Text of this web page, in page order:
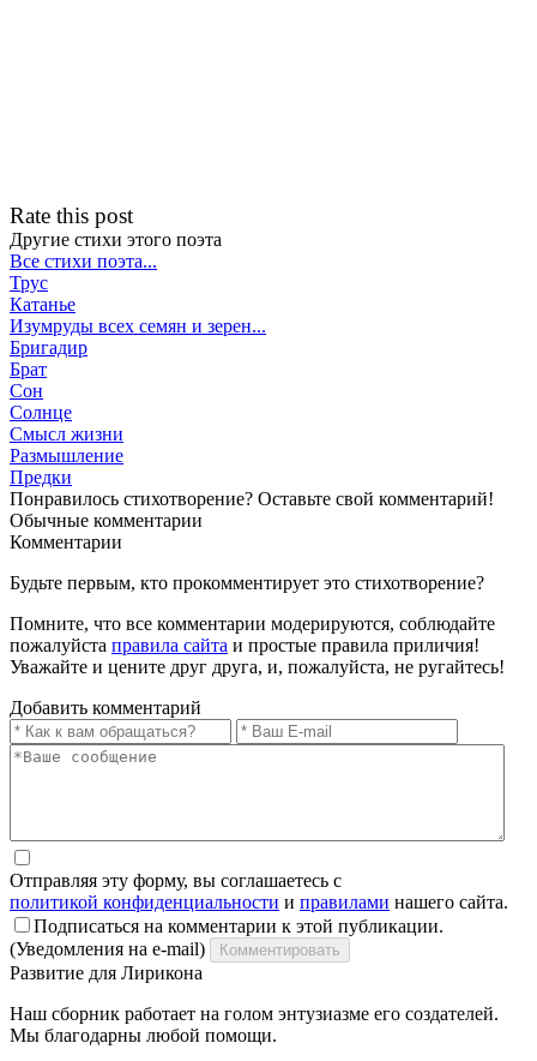
Rate this post
Другие стихи этого поэта
Все стихи поэта...
Трус
Катанье
Изумруды всех семян и зерен...
Бригадир
Брат
Сон
Солнце
Смысл жизни
Размышление
Предки
Понравилось стихотворение? Оставьте свой комментарий!
Обычные комментарии
Комментарии
Будьте первым, кто прокомментирует это стихотворение?
Помните, что все комментарии модерируются, соблюдайте
пожалуйста правила сайта и простые правила приличия!
Уважайте и цените друг друга, и, пожалуйста, не ругайтесь!
Добавить комментарий
Отправляя эту форму, вы соглашаетесь с
политикой конфиденциальности и правилами нашего сайта.
Подписаться на комментарии к этой публикации.
(Уведомления на e-mail)
Комментировать
Развитие для Лирикона
Наш сборник работает на голом энтузиазме его создателей.
Мы благодарны любой помощи.